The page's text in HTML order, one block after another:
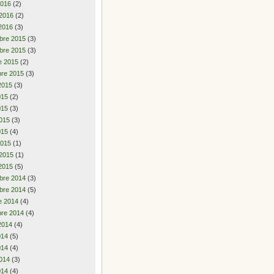
(2)
(2)
(3)
2015 (3)
2015 (3)
2015 (2)
2015 (3)
(3)
(2)
(3)
(3)
(4)
(1)
(1)
(5)
2014 (3)
2014 (5)
2014 (4)
2014 (4)
(4)
(5)
(4)
(3)
(4)